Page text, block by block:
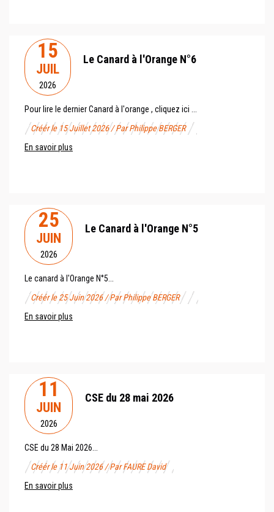
15
JUIL
2026
Le Canard à l'Orange N°6
Pour lire le dernier Canard à l'orange , cliquez ici ...
Créér le 15 Juillet 2026 / Par Philippe BERGER
En savoir plus
25
JUIN
2026
Le Canard à l'Orange N°5
Le canard à l'Orange N°5...
Créér le 25 Juin 2026 / Par Philippe BERGER
En savoir plus
11
JUIN
2026
CSE du 28 mai 2026
CSE du 28 Mai 2026...
Créér le 11 Juin 2026 / Par FAURE David
En savoir plus